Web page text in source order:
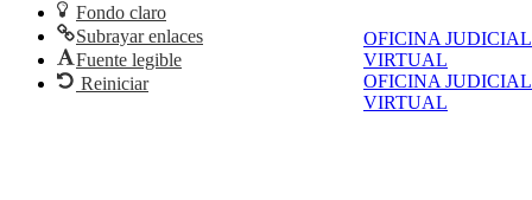
OFICINA JUDICIAL
VIRTUAL
OFICINA JUDICIAL
VIRTUAL
Fondo claro
Subrayar enlaces
Fuente legible
Reiniciar